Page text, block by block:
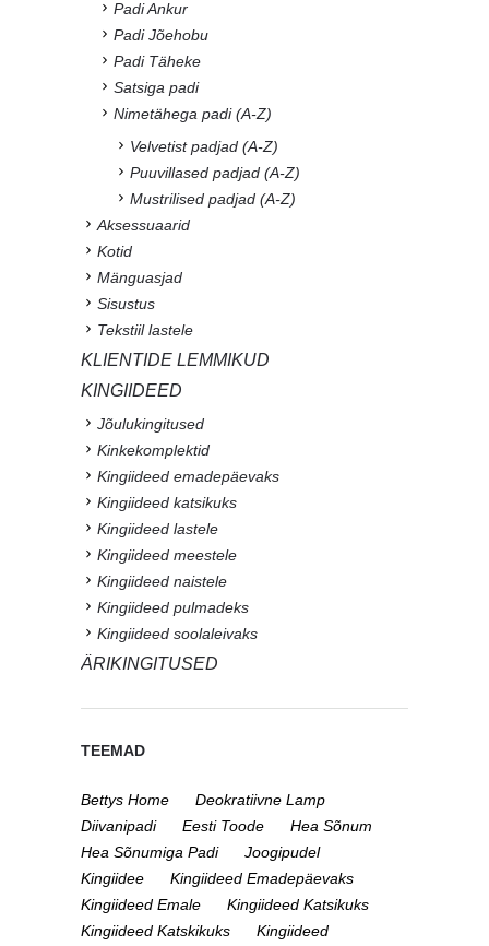
Padi Ankur
Padi Jõehobu
Padi Täheke
Satsiga padi
Nimetähega padi (A-Z)
Velvetist padjad (A-Z)
Puuvillased padjad (A-Z)
Mustrilised padjad (A-Z)
Aksessuaarid
Kotid
Mänguasjad
Sisustus
Tekstiil lastele
KLIENTIDE LEMMIKUD
KINGIIDEED
Jõulukingitused
Kinkekomplektid
Kingiideed emadepäevaks
Kingiideed katsikuks
Kingiideed lastele
Kingiideed meestele
Kingiideed naistele
Kingiideed pulmadeks
Kingiideed soolaleivaks
ÄRIKINGITUSED
TEEMAD
Bettys Home
Deokratiivne Lamp
Diivanipadi
Eesti Toode
Hea Sõnum
Hea Sõnumiga Padi
Joogipudel
Kingiidee
Kingiideed Emadepäevaks
Kingiideed Emale
Kingiideed Katsikuks
Kingiideed Katskikuks
Kingiideed